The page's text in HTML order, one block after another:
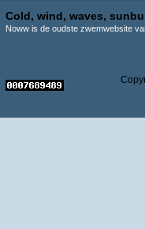
Cold, wind, waves,
Noww is de oudste zwemwebsite